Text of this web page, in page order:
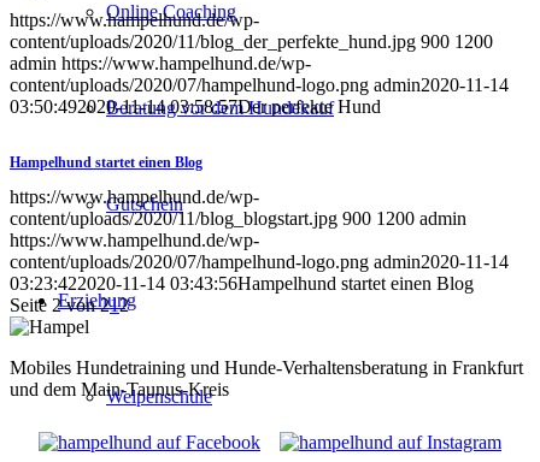
Online Coaching
Beratung vor dem Hundekauf
Gutschein
Erziehung
Welpenschule
https://www.hampelhund.de/wp-
content/uploads/2020/11/blog_der_perfekte_hund.jpg 900 1200
admin https://www.hampelhund.de/wp-
content/uploads/2020/07/hampelhund-logo.png admin2020-11-14
03:50:492020-11-14 03:58:57Der perfekte Hund
Hampelhund startet einen Blog
https://www.hampelhund.de/wp-
content/uploads/2020/11/blog_blogstart.jpg 900 1200 admin
https://www.hampelhund.de/wp-
content/uploads/2020/07/hampelhund-logo.png admin2020-11-14
03:23:422020-11-14 03:43:56Hampelhund startet einen Blog
Seite 2 von 212
Mobiles Hundetraining und Hunde-Verhaltensberatung in Frankfurt
und dem Main-Taunus-Kreis